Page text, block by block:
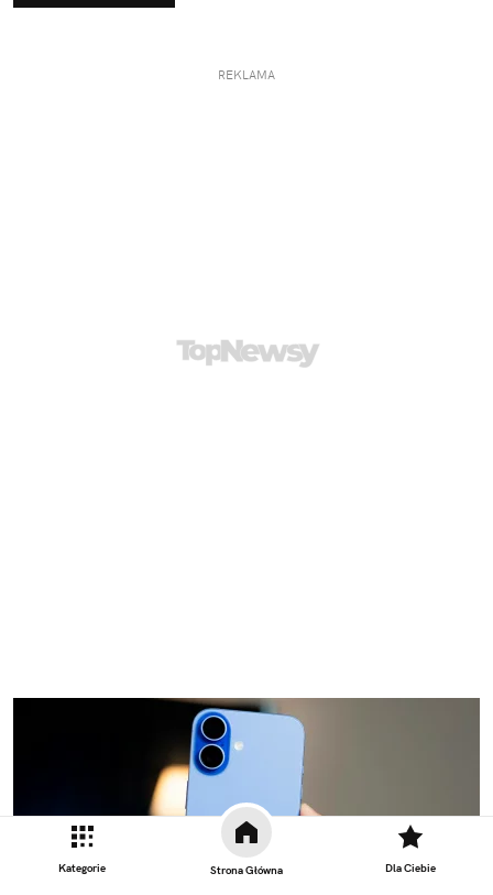
Kategorie Strona Główna Dla Ciebie
REKLAMA